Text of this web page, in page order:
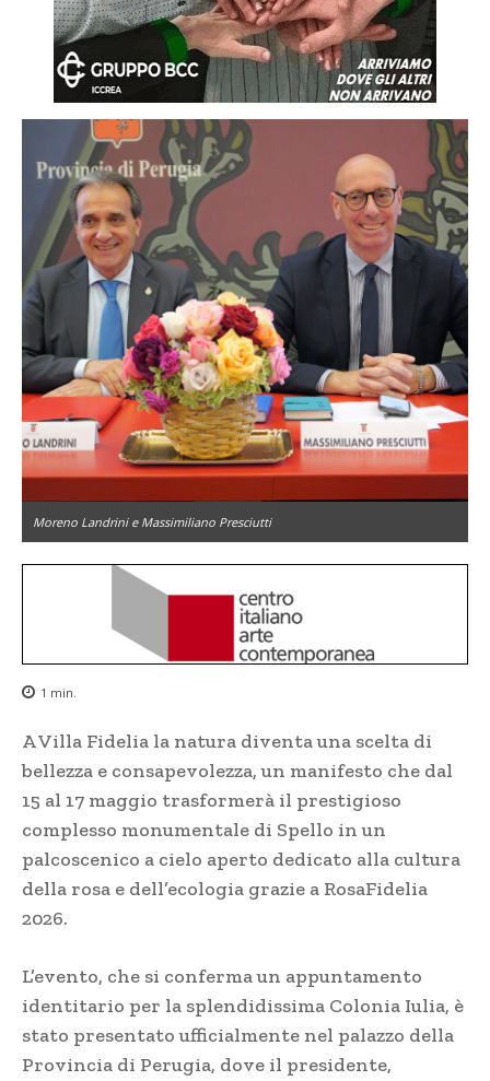
Moreno Landrini e Massimiliano Presciutti
1 min.
A Villa Fidelia la natura diventa una scelta di
bellezza e consapevolezza, un manifesto che dal
15 al 17 maggio trasformerà il prestigioso
complesso monumentale di Spello in un
palcoscenico a cielo aperto dedicato alla cultura
della rosa e dell’ecologia grazie a RosaFidelia
2026.
L’evento, che si conferma un appuntamento
identitario per la splendidissima Colonia Iulia, è
stato presentato ufficialmente nel palazzo della
Provincia di Perugia, dove il presidente,